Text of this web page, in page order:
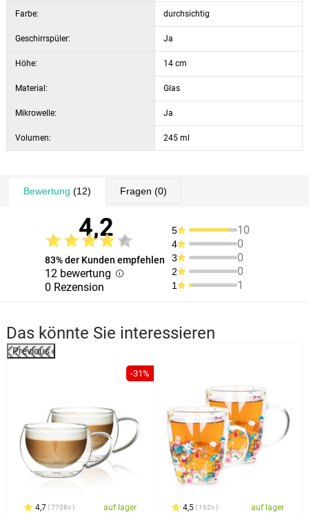
Farbe: durchsichtig
Geschirrspüler: Ja
Höhe: 14 cm
Material: Glas
Mikrowelle: Ja
Volumen: 245 ml
Bewertung (12) Fragen (0)
4,2
83% der Kunden empfehlen
12 bewertung
0 Rezension
5 10
4 0
3 0
2 0
1 1
Das könnte Sie interessieren
Previous
-31%
4,7 7708x auf lager 4,5 162x auf lager